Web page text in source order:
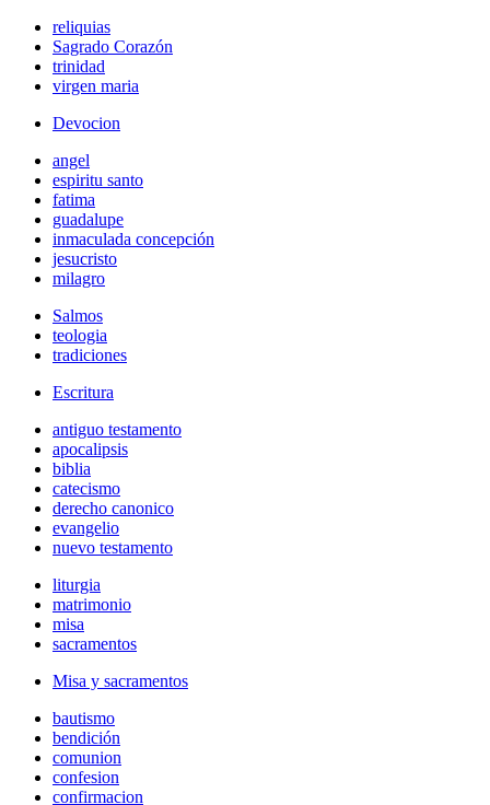
reliquias
Sagrado Corazón
trinidad
virgen maria
Devocion
angel
espiritu santo
fatima
guadalupe
inmaculada concepción
jesucristo
milagro
Salmos
teologia
tradiciones
Escritura
antiguo testamento
apocalipsis
biblia
catecismo
derecho canonico
evangelio
nuevo testamento
liturgia
matrimonio
misa
sacramentos
Misa y sacramentos
bautismo
bendición
comunion
confesion
confirmacion